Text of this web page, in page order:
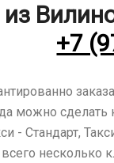
+7
можно сделать
- Стандарт,
несколько